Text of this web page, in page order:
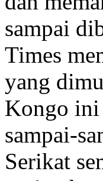
sampai
Times
yang
Kongo ini
sampai-
Serikat